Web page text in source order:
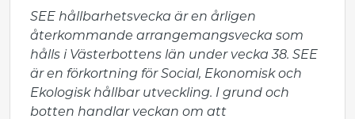
SEE hållbarhetsvecka är en årligen
återkommande arrangemangsvecka som
hålls i Västerbottens län under vecka 38. SEE
är en förkortning för Social, Ekonomisk och
Ekologisk hållbar utveckling. I grund och
botten handlar veckan om att